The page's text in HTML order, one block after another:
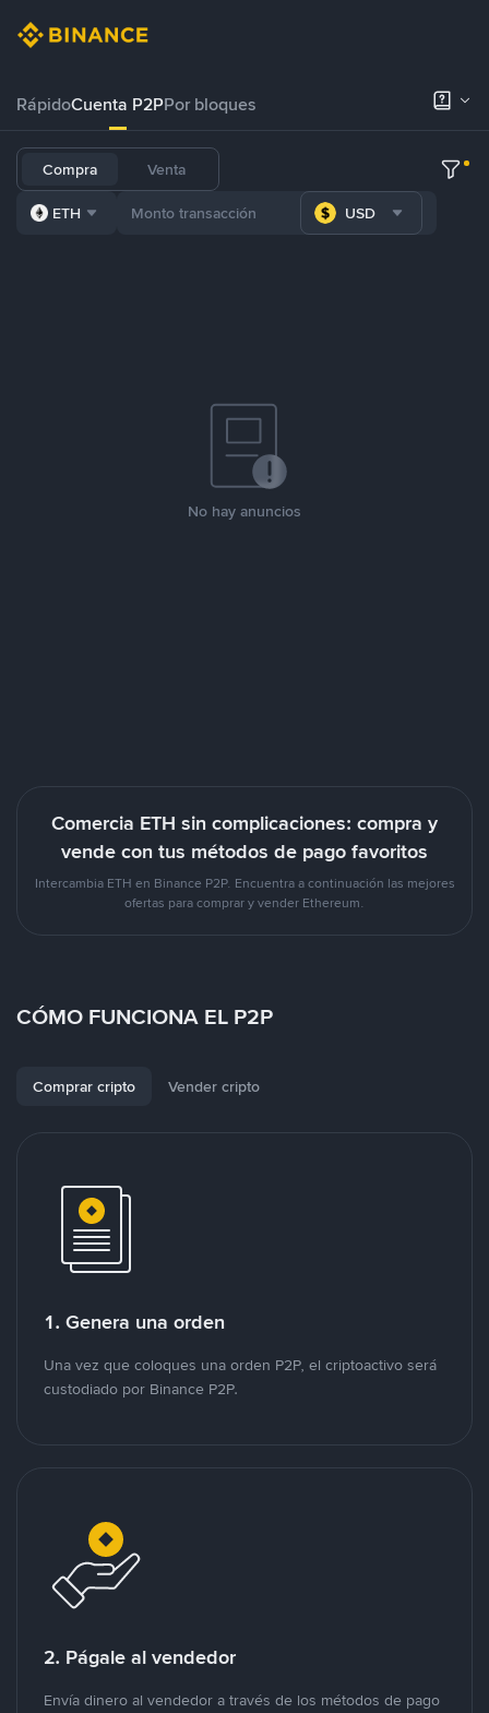
RápidoCuenta P2PPor bloques
Compra Venta
ETH USD
No hay anuncios
Comercia ETH sin complicaciones: compra y
vende con tus métodos de pago favoritos
Intercambia ETH en Binance P2P. Encuentra a continuación las mejores
ofertas para comprar y vender Ethereum.
CÓMO FUNCIONA EL P2P
Comprar cripto Vender cripto
1. Genera una orden
Una vez que coloques una orden P2P, el criptoactivo será
custodiado por Binance P2P.
2. Págale al vendedor
Envía dinero al vendedor a través de los métodos de pago